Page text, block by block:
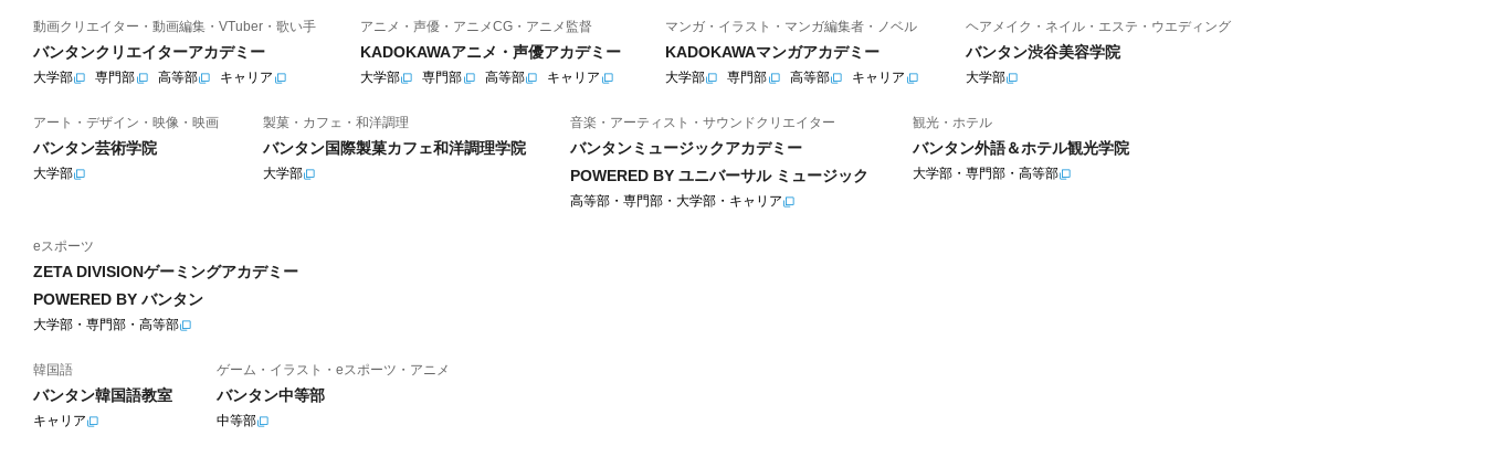
動画クリエイター・動画編集・VTuber・歌い手
バンタンクリエイターアカデミー
大学部 専門部 高等部 キャリア
アニメ・声優・アニメCG・アニメ監督
KADOKAWAアニメ・声優アカデミー
大学部 専門部 高等部 キャリア
マンガ・イラスト・マンガ編集者・ノベル
KADOKAWAマンガアカデミー
大学部 専門部 高等部 キャリア
ヘアメイク・ネイル・エステ・ウエディング
バンタン渋谷美容学院
大学部
アート・デザイン・映像・映画
バンタン芸術学院
大学部
製菓・カフェ・和洋調理
バンタン国際製菓カフェ和洋調理学院
大学部
音楽・アーティスト・サウンドクリエイター
バンタンミュージックアカデミー
POWERED BY ユニバーサル ミュージック
高等部・専門部・大学部・キャリア
観光・ホテル
バンタン外語＆ホテル観光学院
大学部・専門部・高等部
eスポーツ
ZETA DIVISIONゲーミングアカデミー
POWERED BY バンタン
大学部・専門部・高等部
韓国語
バンタン韓国語教室
キャリア
ゲーム・イラスト・eスポーツ・アニメ
バンタン中等部
中等部